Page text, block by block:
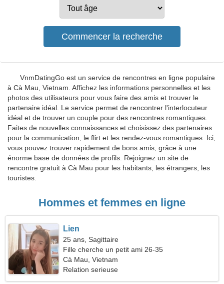
VnmDatingGo est un service de rencontres en ligne populaire
à Cà Mau, Vietnam. Affichez les informations personnelles et les
photos des utilisateurs pour vous faire des amis et trouver le
partenaire idéal. Le service permet de rencontrer l'interlocuteur
idéal et de trouver un couple pour des rencontres romantiques.
Faites de nouvelles connaissances et choisissez des partenaires
pour la communication, le flirt et les rendez-vous romantiques. Ici,
vous pouvez trouver rapidement de bons amis, grâce à une
énorme base de données de profils. Rejoignez un site de
rencontre gratuit à Cà Mau pour les habitants, les étrangers, les
touristes.
Hommes et femmes en ligne
Lien
25 ans, Sagittaire
Fille cherche un petit ami 26-35
Cà Mau, Vietnam
Relation serieuse